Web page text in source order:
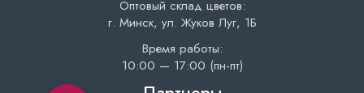
Оптовый склад цветов:
г. Минск, ул. Жуков Луг, 1Б
Время работы:
10:00 — 17:00 (пн-пт)